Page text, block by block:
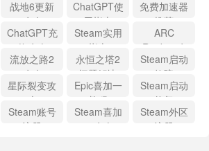
战地6更新
攻略
ChatGPT使
用指南
免费加速器
推荐
ChatGPT充
值攻略
Steam实用
指南
ARC
Raiders攻
略
流放之路2
攻略
永恒之塔2
问题解决
Steam启动
故障
星际裂变攻
略
Epic喜加一
教程
Steam启动
修复
Steam账号
注册
Steam喜加
一攻略
Steam外区
注册